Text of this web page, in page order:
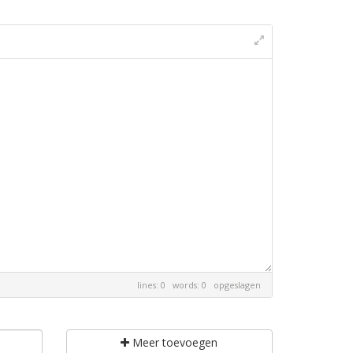
lines: 0 words: 0 opgeslagen
Meer toevoegen